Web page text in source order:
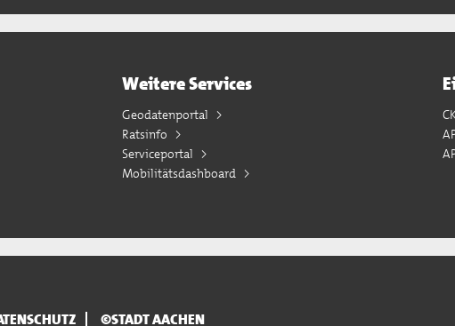
Weitere Services
Geodatenportal
Ratsinfo
Serviceportal
Mobilitätsdashboard
©STADT AACHEN